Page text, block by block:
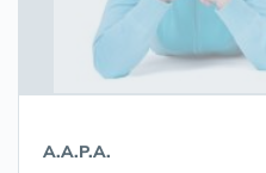
A.A.P.A.